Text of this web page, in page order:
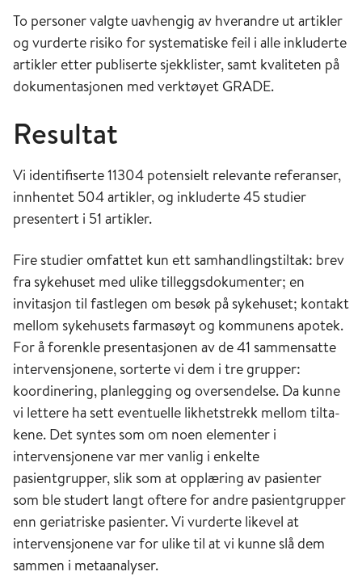
To personer valgte uavhengig av hverandre ut artikler
og vurderte risiko for systematiske feil i alle inkluderte
artikler etter publiserte sjekklister, samt kvaliteten på
dokumentasjonen med verktøyet GRADE.
Resultat
Vi identifiserte 11304 potensielt relevante referanser,
innhentet 504 artikler, og inkluderte 45 studier
presentert i 51 artikler.
Fire studier omfattet kun ett samhandlingstiltak: brev
fra sykehuset med ulike tilleggsdokumenter; en
invitasjon til fastlegen om besøk på sykehuset; kontakt
mellom sykehusets farmasøyt og kommunens apotek.
For å forenkle presentasjonen av de 41 sammensatte
intervensjonene, sorterte vi dem i tre grupper:
koordinering, planlegging og oversendelse. Da kunne
vi lettere ha sett eventuelle likhetstrekk mellom tilta­
kene. Det syntes som om noen elementer i
intervensjonene var mer vanlig i enkelte
pasientgrupper, slik som at opplæring av pasienter
som ble studert langt oftere for andre pasientgrupper
enn geriatriske pasienter. Vi vurderte likevel at
intervensjonene var for ulike til at vi kunne slå dem
sammen i metaanalyser.